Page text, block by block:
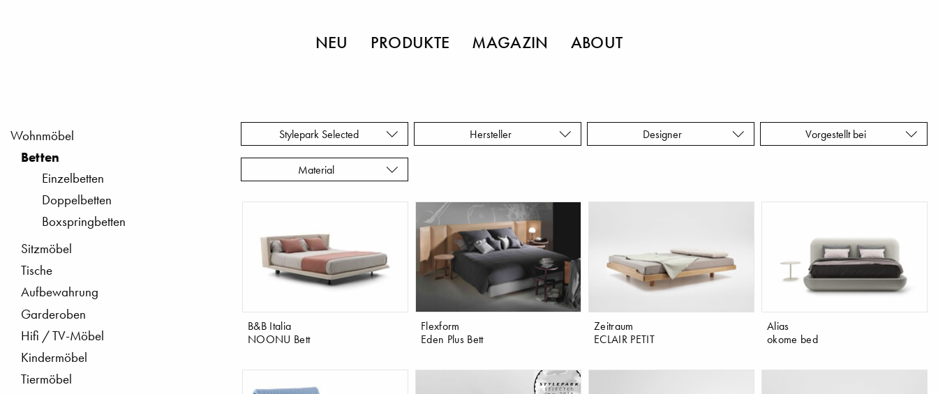
NEU PRODUKTE MAGAZIN ABOUT
Wohnmöbel
Betten
Einzelbetten
Doppelbetten
Boxspringbetten
Sitzmöbel
Tische
Aufbewahrung
Garderoben
Hifi / TV-Möbel
Kindermöbel
Tiermöbel
Stylepark Selected Hersteller Designer Vorgestellt bei
Material
B&B Italia
NOONU Bett
Flexform
Eden Plus Bett
Zeitraum
ECLAIR PETIT
Alias
okome bed